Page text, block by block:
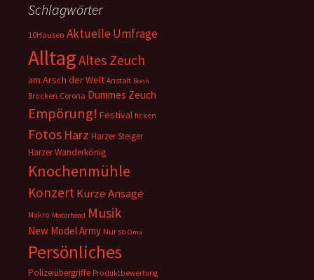
Schlagwörter
10Hausen Aktuelle Umfrage
AlltagAltes Zeuch
am Arsch der Welt Anstalt Bonn
Brocken Corona Dummes Zeuch
Empörung! Festival ficken
Fotos Harz Harzer Steiger
Harzer Wanderkönig
Knochenmühle
KonzertKurze Ansage
Makro Motörhead Musik
New Model Army Nur so Oma
Persönliches
Polizeiübergriffe Produktbewertung